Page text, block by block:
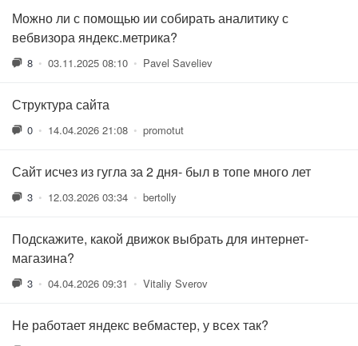
Можно ли с помощью ии собирать аналитику с
вебвизора яндекс.метрика?
8 • 03.11.2025 08:10 • Pavel Saveliev
Структура сайта
0 • 14.04.2026 21:08 • promotut
Сайт исчез из гугла за 2 дня- был в топе много лет
3 • 12.03.2026 03:34 • bertolly
Подскажите, какой движок выбрать для интернет-
магазина?
3 • 04.04.2026 09:31 • Vitaliy Sverov
Не работает яндекс вебмастер, у всех так?